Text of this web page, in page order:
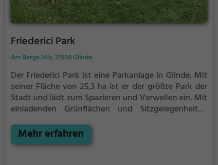
Friederici Park
Am Berge 34b, 21509 Glinde
Der Friederici Park ist eine Parkanlage in Glinde. Mit
seiner Fläche von 25,3 ha ist er der größte Park der
Stadt und lädt zum Spazieren und Verweilen ein. Mit
einladenden Grünflächen und Sitzgelegenheiten
zur Entspannung.
Mehr erfahren